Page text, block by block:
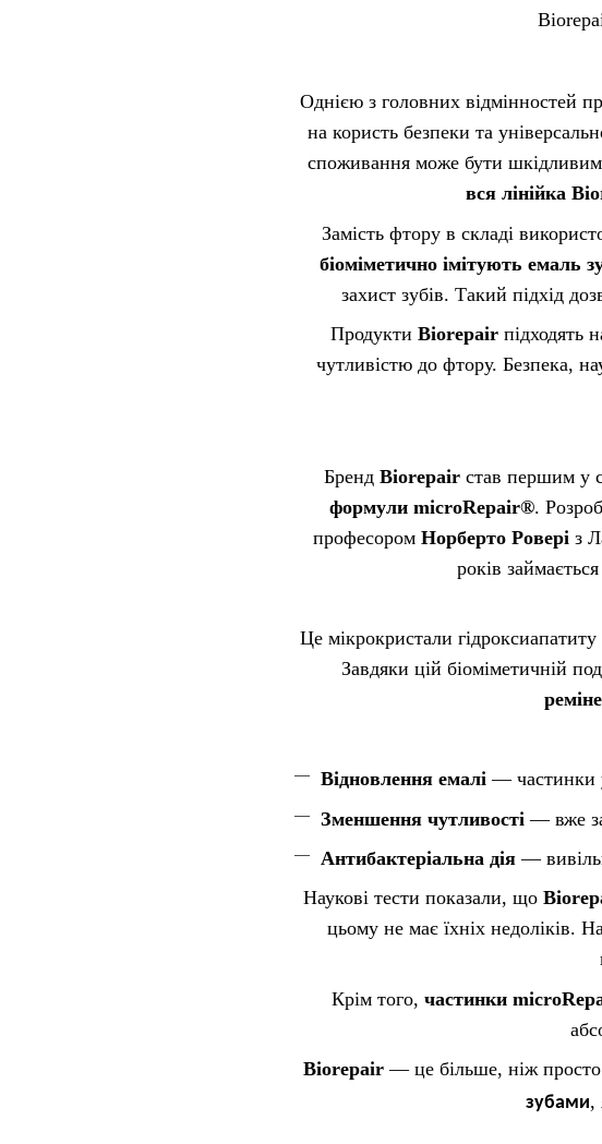
Однією з головних відмінностей
на користь безпеки та
споживання може бути
вся лінійка
Замість фтору в складі
біоміметично імітують емаль
захист зубів. Такий підхід
Продукти Biorepair підходять
чутливістю до фтору. Безпека,
Бренд Biorepair став першим у
формули microRepair®.
професором Норберто Ровері з
років
Це мікрокристали
Завдяки цій біоміметичній
Відновлення емалі — частинки
Зменшення чутливості — вже
Антибактеріальна дія —
Наукові тести показали, що
цьому не має їхніх недоліків.
Крім того, частинки
Biorepair — це більше, ніж
зубами,